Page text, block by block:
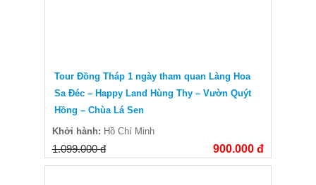
Tour Đồng Tháp 1 ngày tham quan Làng Hoa
Sa Đéc – Happy Land Hùng Thy – Vườn Quýt
Hồng – Chùa Lá Sen
Khởi hành: Hồ Chí Minh
1.099.000 đ 900.000 đ